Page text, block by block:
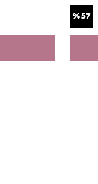
%57